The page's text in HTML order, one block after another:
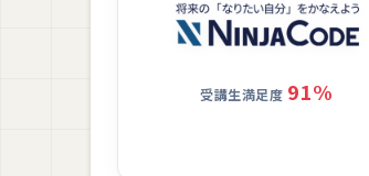
受講生満足度 91%